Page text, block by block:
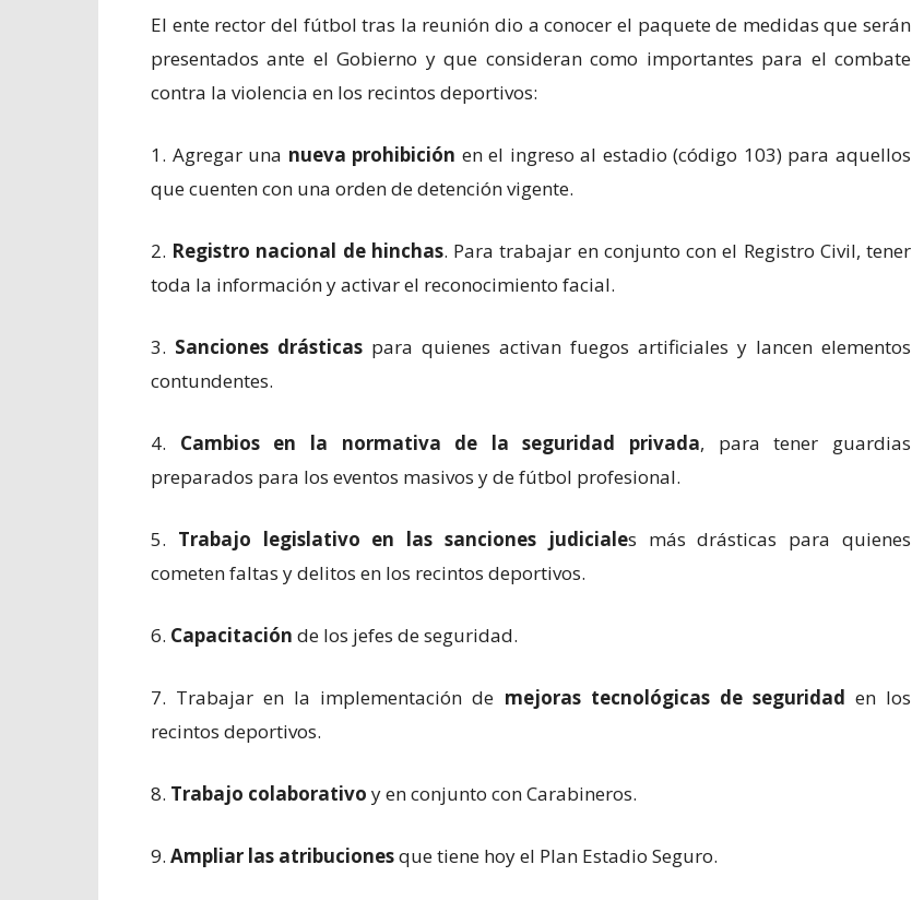
El ente rector del fútbol tras la reunión dio a conocer el paquete de medidas que serán
presentados ante el Gobierno y que consideran como importantes para el combate
contra la violencia en los recintos deportivos:
1. Agregar una nueva prohibición en el ingreso al estadio (código 103) para aquellos
que cuenten con una orden de detención vigente.
2. Registro nacional de hinchas. Para trabajar en conjunto con el Registro Civil, tener
toda la información y activar el reconocimiento facial.
3. Sanciones drásticas para quienes activan fuegos artificiales y lancen elementos
contundentes.
4. Cambios en la normativa de la seguridad privada, para tener guardias
preparados para los eventos masivos y de fútbol profesional.
5. Trabajo legislativo en las sanciones judiciales más drásticas para quienes
cometen faltas y delitos en los recintos deportivos.
6. Capacitación de los jefes de seguridad.
7. Trabajar en la implementación de mejoras tecnológicas de seguridad en los
recintos deportivos.
8. Trabajo colaborativo y en conjunto con Carabineros.
9. Ampliar las atribucionesque tiene hoy el Plan Estadio Seguro.